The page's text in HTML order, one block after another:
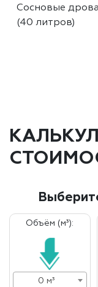
Сосновые
(40 литров)
Объём (м³):
0 м³